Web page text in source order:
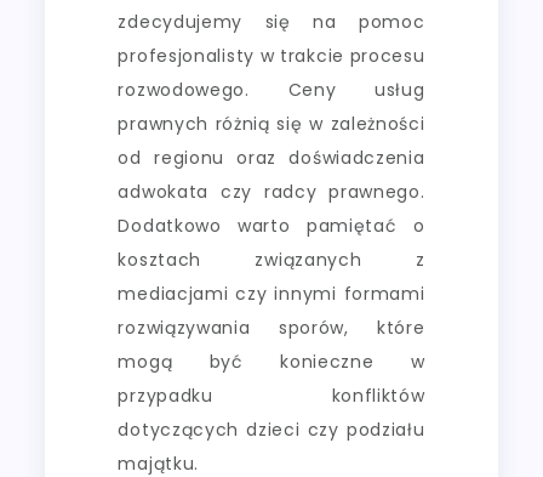
zdecydujemy się na pomoc
profesjonalisty w trakcie procesu
rozwodowego. Ceny usług
prawnych różnią się w zależności
od regionu oraz doświadczenia
adwokata czy radcy prawnego.
Dodatkowo warto pamiętać o
kosztach związanych z
mediacjami czy innymi formami
rozwiązywania sporów, które
mogą być konieczne w
przypadku konfliktów
dotyczących dzieci czy podziału
majątku.